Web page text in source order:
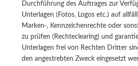
Durchführung des Auftrages zur
Unterlagen (Fotos, Logos etc.) auf
Marken-, Kennzeichenrechte oder
zu prüfen (Rechteclearing) und
Unterlagen frei von Rechten Dritter
den angestrebten Zweck eingesetzt